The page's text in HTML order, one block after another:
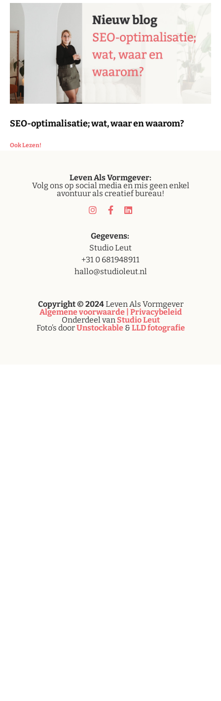
SEO-optimalisatie; wat, waar en waarom?
Ook Lezen!
LevenAls Vormgever:
Volg ons op social media en mis geen enkel
avontuur als creatief bureau!
Gegevens:
Studio Leut
+31 0 681948911
hallo@studioleut.nl
Copyright © 2024Leven Als Vormgever
Algemene voorwaarde | Privacybeleid
Onderdeel van Studio Leut
Foto’s doorUnstockable&LLD fotografie